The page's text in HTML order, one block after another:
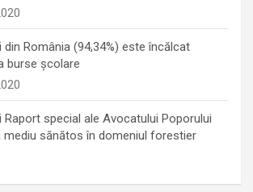
România (94,34%) este încălcat
burse școlare
Raport special ale Avocatului Poporului
mediu sănătos în domeniul forestier